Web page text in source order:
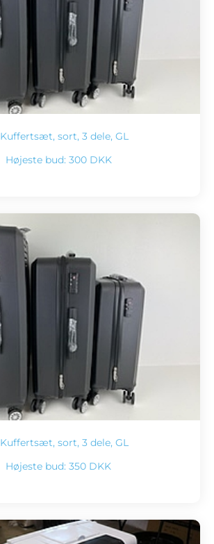
Kuffertsæt, sort, 3 dele, GL
Højeste bud: 300 DKK
Kuffertsæt, sort, 3 dele, GL
Højeste bud: 350 DKK